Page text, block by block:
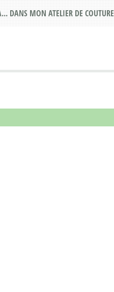
DANS MON ATELIER DE COUTURE